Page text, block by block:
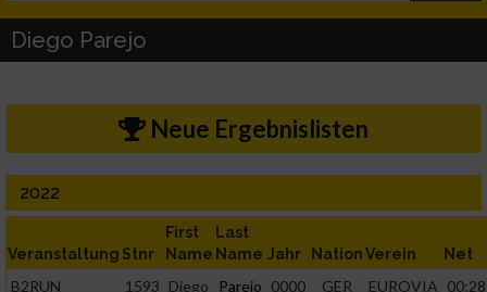
Diego Parejo
Neue Ergebnislisten
2022
Veranstaltung Stnr
First
Name
Last
Name Jahr NationVerein Net
B2RUN
1593 Diego Parejo 0000 GER
EUROVIA